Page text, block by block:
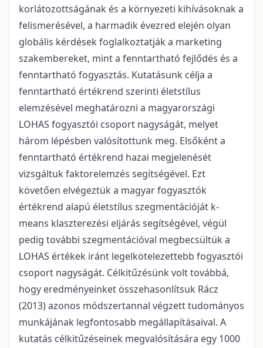
korlátozottságának és a környezeti kihívásoknak a
felismerésével, a harmadik évezred elején olyan
globális kérdések foglalkoztatják a marketing
szakembereket, mint a fenntartható fejlődés és a
fenntartható fogyasztás. Kutatásunk célja a
fenntartható értékrend szerinti életstílus
elemzésével meghatározni a magyarországi
LOHAS fogyasztói csoport nagyságát, melyet
három lépésben valósítottunk meg. Elsőként a
fenntartható értékrend hazai megjelenését
vizsgáltuk faktorelemzés segítségével. Ezt
követően elvégeztük a magyar fogyasztók
értékrend alapú életstílus szegmentációját k-
means klaszterezési eljárás segítségével, végül
pedig további szegmentációval megbecsültük a
LOHAS értékek iránt legelkötelezettebb fogyasztói
csoport nagyságát. Célkitűzésünk volt továbbá,
hogy eredményeinket összehasonlítsuk Rácz
(2013) azonos módszertannal végzett tudományos
munkájának legfontosabb megállapításaival. A
kutatás célkitűzéseinek megvalósítására egy 1000